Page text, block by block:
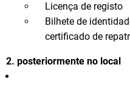
Licença de registo
Bilhete de
certificado de
2. posteriormente no local